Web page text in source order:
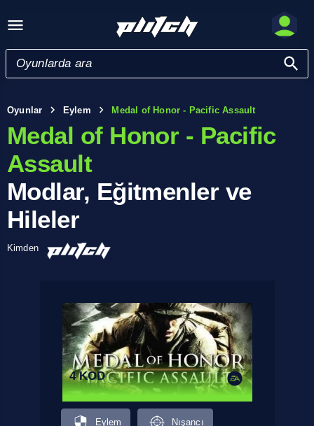
Oyunlar Eylem Medal of Honor - Pacific Assault
Medal of Honor - Pacific
Assault
Modlar, Eğitmenler ve
Hileler
Kimden
4 KOD
Eylem Nışancı